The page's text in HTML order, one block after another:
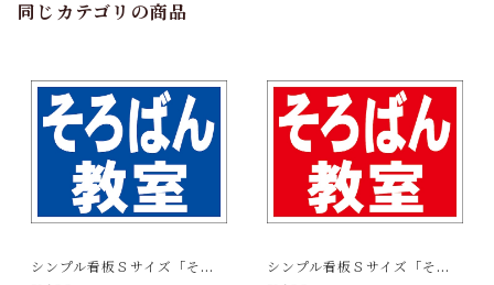
同じカテゴリの商品
シンプル看板Ｓサイズ「そろ
シンプル看板Ｓサイズ「そろ